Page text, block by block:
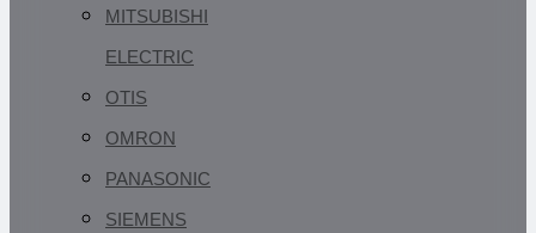
MITSUBISHI
ELECTRIC
OTIS
OMRON
PANASONIC
SIEMENS